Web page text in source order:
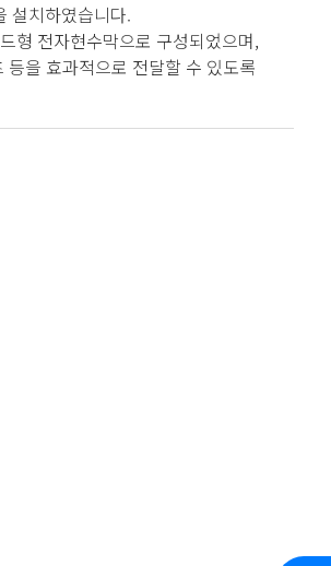
설치하였습니다.
형 전자현수막으로 구성되었으며,
을 효과적으로 전달할 수 있도록